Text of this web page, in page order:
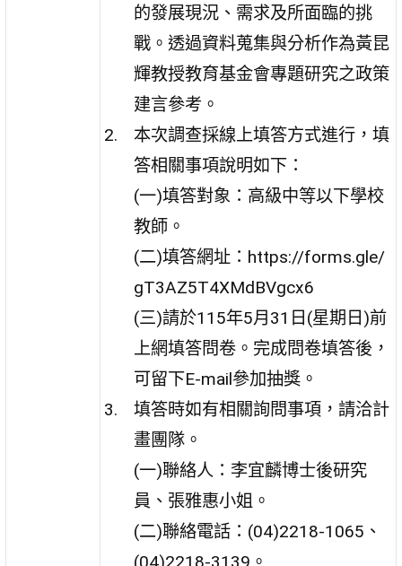
的發展現況、需求及所面臨的挑
戰。透過資料蒐集與分析作為黃昆
輝教授教育基金會專題研究之政策
建言參考。
本次調查採線上填答方式進行，填
答相關事項說明如下：
(一)填答對象：高級中等以下學校
教師。
(二)填答網址：https://forms.gle/
gT3AZ5T4XMdBVgcx6
(三)請於115年5月31日(星期日)前
上網填答問卷。完成問卷填答後，
可留下E-mail參加抽獎。
填答時如有相關詢問事項，請洽計
畫團隊。
(一)聯絡人：李宜麟博士後研究
員、張雅惠小姐。
(二)聯絡電話：(04)2218-1065、